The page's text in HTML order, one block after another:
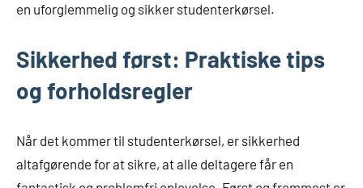
en uforglemmelig og sikker studenterkørsel.
Sikkerhed først: Praktiske tips
og forholdsregler
Når det kommer til studenterkørsel, er sikkerhed
altafgørende for at sikre, at alle deltagere får en